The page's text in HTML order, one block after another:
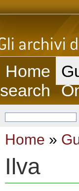
Home
search
Home »
Ilva